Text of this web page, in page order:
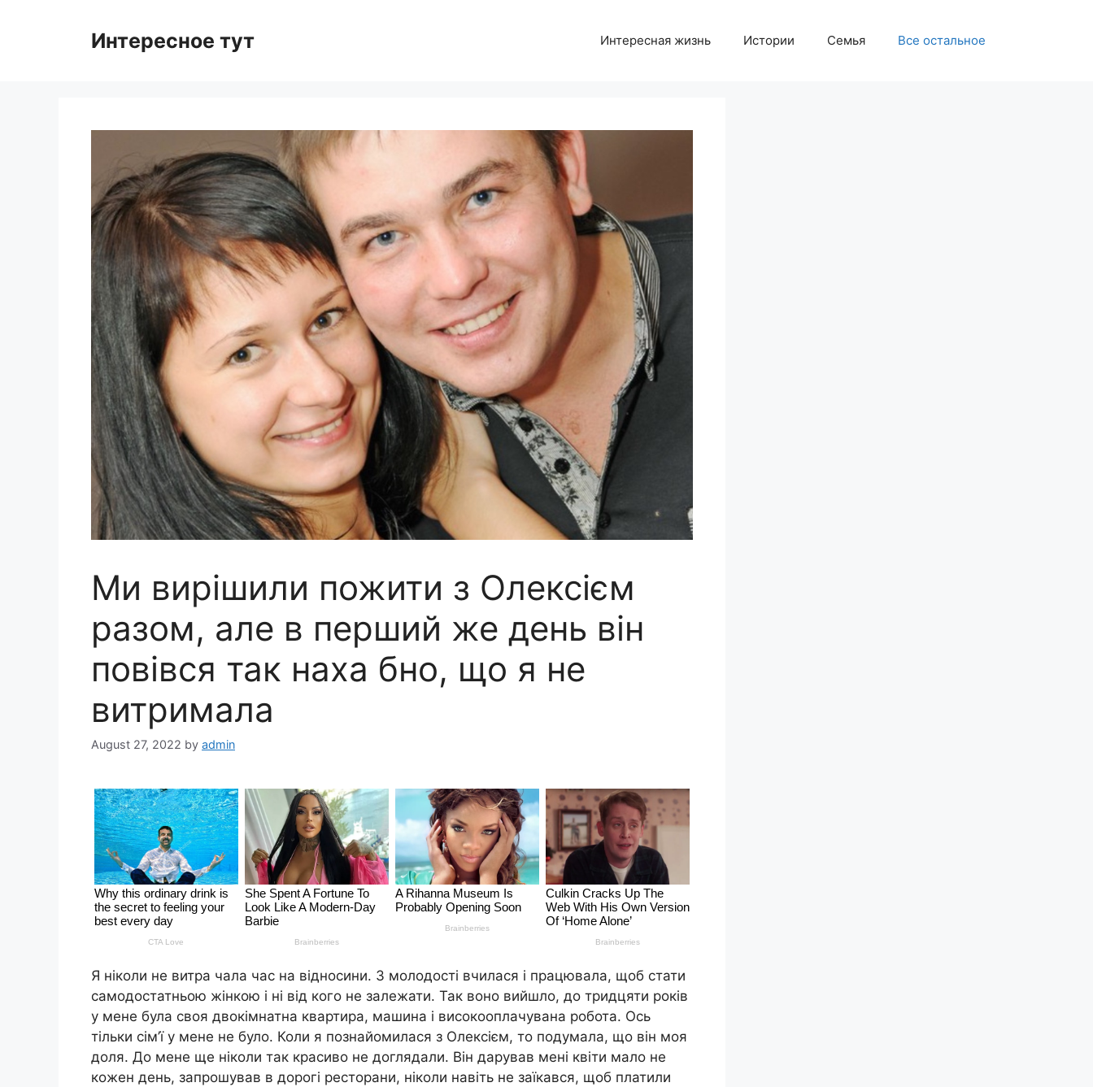
Интересное тут Интересная жизнь Истории Семья Все остальное
Ми вирішили пожити з Олексієм
разом, але в перший же день він
повівся так наха бно, що я не
витримала
August 27, 2022 by admin
Я ніколи не витра чала час на відносини. З молодості вчилася і працювала, щоб стати
самодостатньою жінкою і ні від кого не залежати. Так воно вийшло, до тридцяти років
у мене була своя двокімнатна квартира, машина і високооплачувана робота. Ось
тільки сім’ї у мене не було. Коли я познайомилася з Олексієм, то подумала, що він моя
доля. До мене ще ніколи так красиво не доглядали. Він дарував мені квіти мало не
кожен день, запрошував в дорогі ресторани, ніколи навіть не заїкався, щоб платили